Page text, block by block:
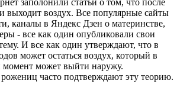
заполонили статьи о том, что после
выходит воздух. Все популярные сайты
каналы в Яндекс Дзен о материнстве,
- все как один опубликовали свои
И все как один утверждают, что в
может остаться воздух, который в
может выйти наружу.
часто подтверждают эту теорию.